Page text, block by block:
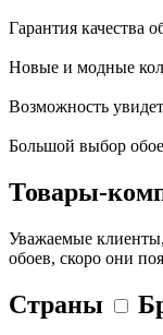
Гарантия качества
Новые и модные
Возможность
Большой выбор
Товары-
Уважаемые
обоев, скоро они
Страны